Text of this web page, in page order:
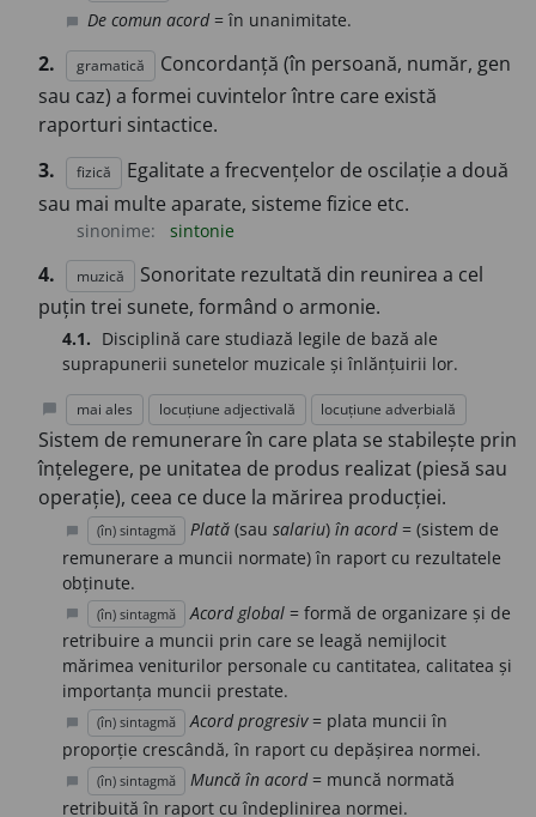
De comun acord= în unanimitate.
2. gramatică
Concordanță (în persoană, număr, gen
sau caz) a formei cuvintelor între care există
raporturi sintactice.
3.
fizică
Egalitate a frecvențelor de oscilație a două
sau mai multe aparate, sisteme fizice etc.
sinonime: sintonie
4. muzică
Sonoritate rezultată din reunirea a cel
puțin trei sunete, formând o armonie.
4.1. Disciplină care studiază legile de bază ale
suprapunerii sunetelor muzicale și înlănțuirii lor.
mai ales locuțiune adjectivală locuțiune adverbială
Sistem de remunerare în care plata se stabilește prin
înțelegere, pe unitatea de produs realizat (piesă sau
operație), ceea ce duce la mărirea producției.
(în) sintagmă Plată (sau salariu) în acord= (sistem de
remunerare a muncii normate) în raport cu rezultatele
obținute.
chat_bubble (în) sintagmă Acord global = formă de organizare și de
retribuire a muncii prin care se leagă nemijlocit
mărimea veniturilor personale cu cantitatea, calitatea și
importanța muncii prestate.
(în) sintagmă Acord progresiv= plata muncii în
proporție crescândă, în raport cu depășirea normei.
(în) sintagmă Muncă în acord= muncă normată
retribuită în raport cu îndeplinirea normei.